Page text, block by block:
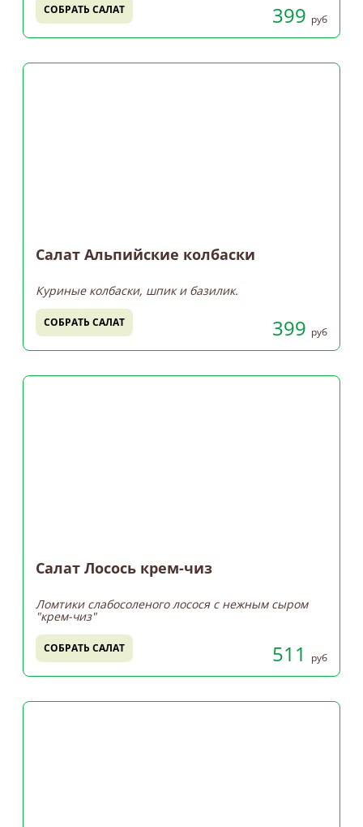
СОБРАТЬ САЛАТ 399 руб
Салат Альпийские колбаски
Куриные колбаски, шпик и базилик.
СОБРАТЬ САЛАТ 399 руб
Салат Лосось крем-чиз
Ломтики слабосоленого лосося с нежным сыром
"крем-чиз"
СОБРАТЬ САЛАТ 511 руб